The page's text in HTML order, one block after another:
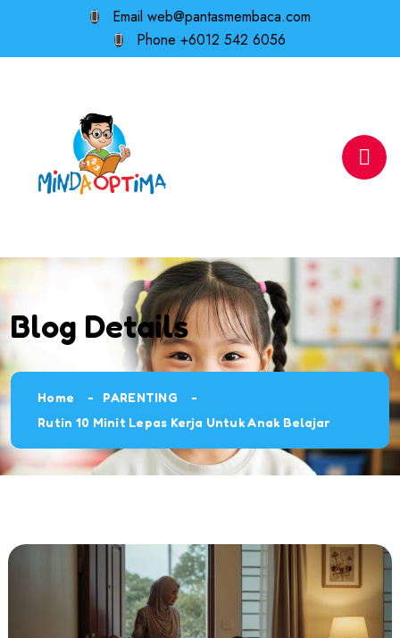
Email web@pantasmembaca.com
Phone +6012 542 6056
Blog Details
Home
PARENTING
Rutin 10 Minit Lepas Kerja Untuk Anak Belajar